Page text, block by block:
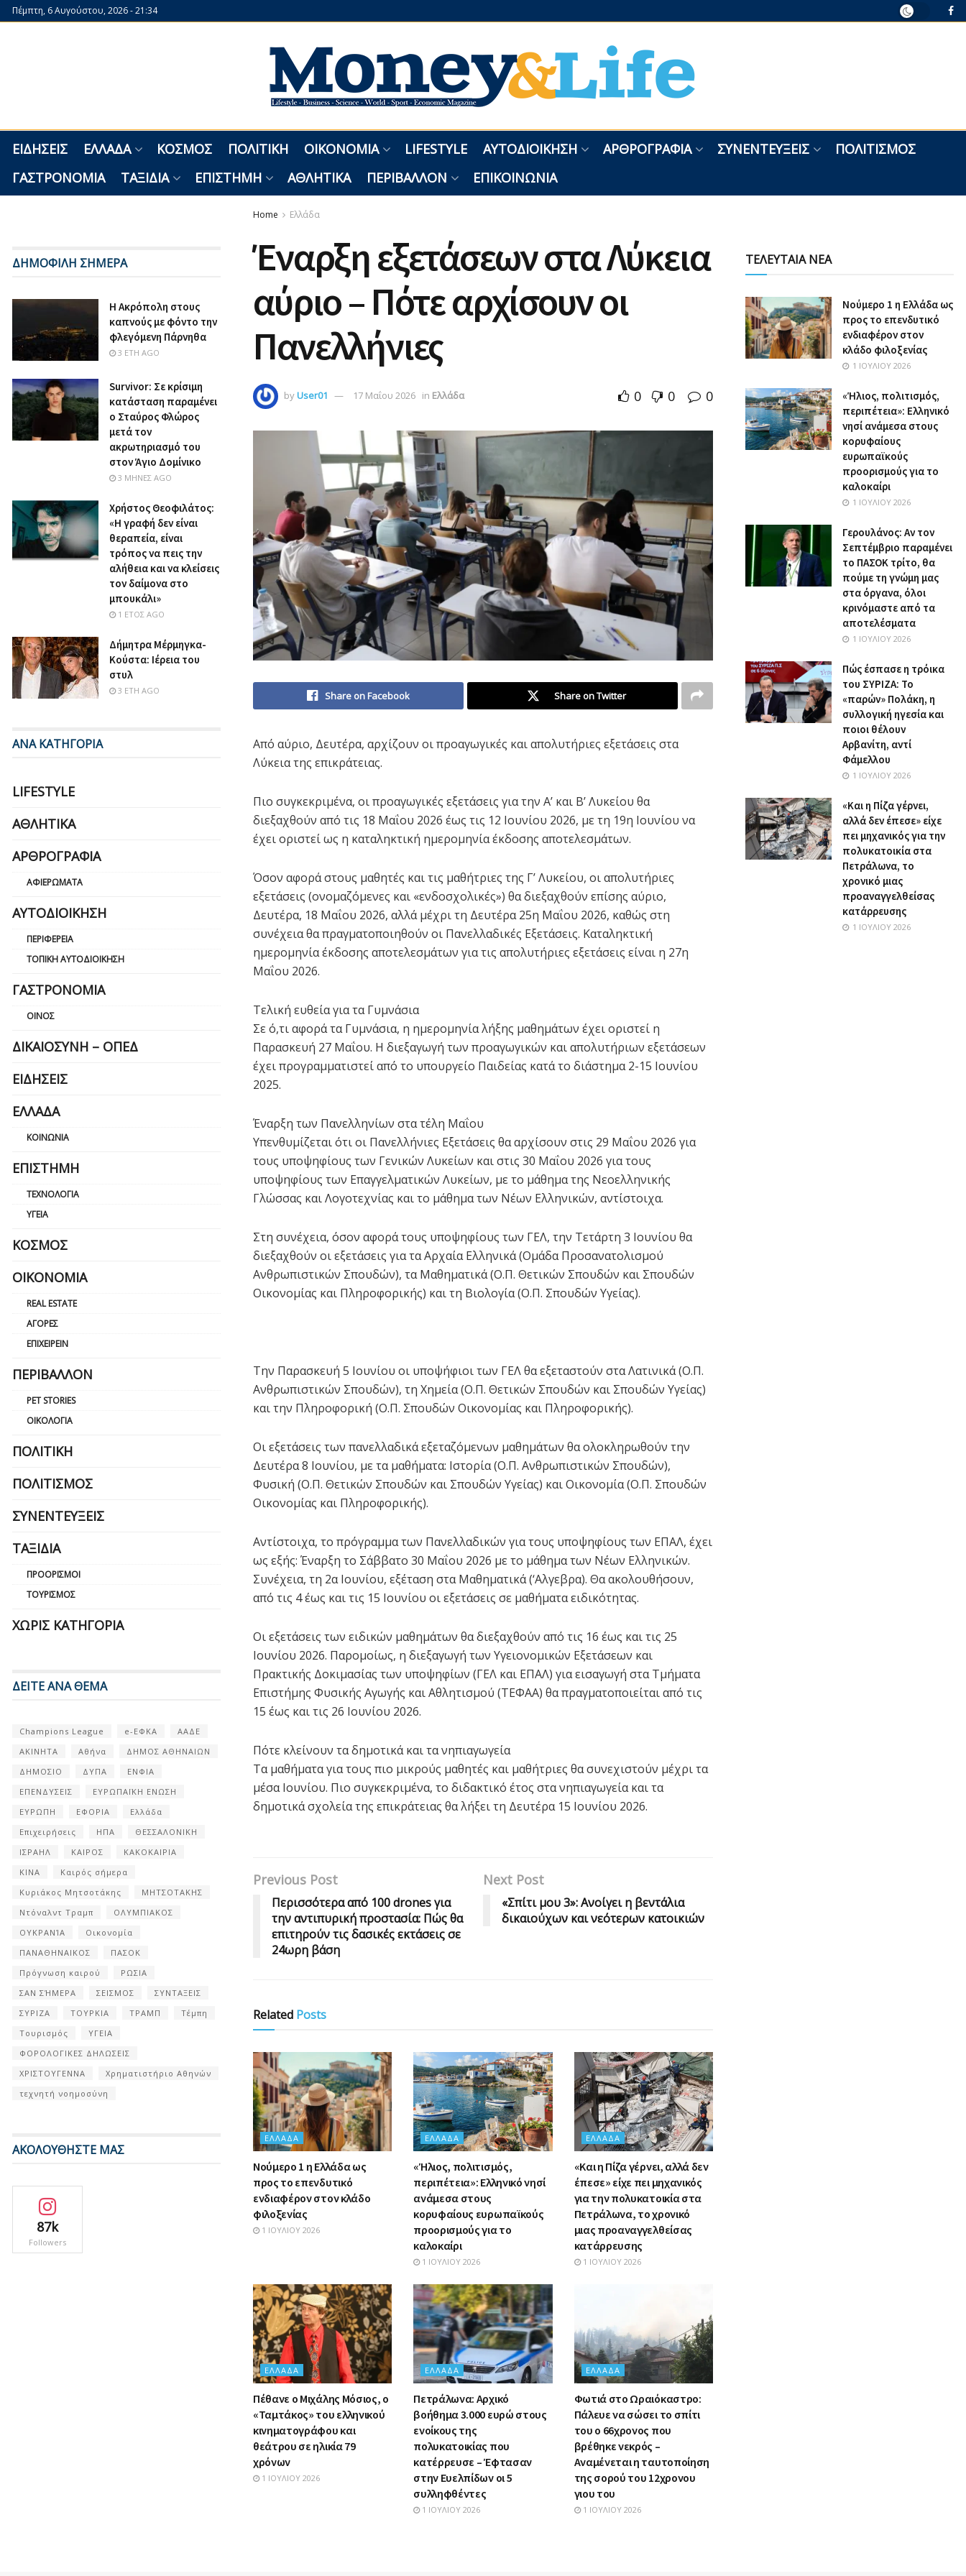
Πέμπτη, 6 Αυγούστου, 2026 - 21:34
ΕΙΔΉΣΕΙΣ ΕΛΛΆΔΑ ΚΌΣΜΟΣ ΠΟΛΙΤΙΚΉ ΟΙΚΟΝΟΜΊΑ LIFESTYLE ΑΥΤΟΔΙΟΊΚΗΣΗ ΑΡΘΡΟΓΡΑΦΊΑ ΣΥΝΕΝΤΕΎΞΕΙΣ
ΠΟΛΙΤΙΣΜΌΣ
ΓΑΣΤΡΟΝΟΜΊΑ
ΤΑΞΊΔΙΑ ΕΠΙΣΤΉΜΗ ΑΘΛΗΤΙΚΆ ΠΕΡΙΒΆΛΛΟΝ ΕΠΙΚΟΙΝΩΝΊΑ
Home Ελλάδα
Έναρξη εξετάσεων στα Λύκεια
αύριο – Πότε αρχίσουν οι
Πανελλήνιες
byUser01 17 Μαΐου 2026 in Ελλάδα 0 0 0
Share on Facebook Share on Twitter
Από αύριο, Δευτέρα, αρχίζουν οι προαγωγικές και απολυτήριες εξετάσεις στα
Λύκεια της επικράτειας.
Πιο συγκεκριμένα, οι προαγωγικές εξετάσεις για την Α’ και Β’ Λυκείου θα
διεξαχθούν από τις 18 Μαΐου 2026 έως τις 12 Ιουνίου 2026, με τη 19η Ιουνίου να
έχει οριστεί ως η καταληκτική ημερομηνία έκδοσης αποτελεσμάτων.
Όσον αφορά στους μαθητές και τις μαθήτριες της Γ’ Λυκείου, οι απολυτήριες
εξετάσεις (ονομαζόμενες και «ενδοσχολικές») θα διεξαχθούν επίσης αύριο,
Δευτέρα, 18 Μαΐου 2026, αλλά μέχρι τη Δευτέρα 25η Μαΐου 2026, καθώς στη
συνέχεια θα πραγματοποιηθούν οι Πανελλαδικές Εξετάσεις. Καταληκτική
ημερομηνία έκδοσης αποτελεσμάτων για τις απολυτήριες εξετάσεις είναι η 27η
Μαΐου 2026.
Τελική ευθεία για τα Γυμνάσια
Σε ό,τι αφορά τα Γυμνάσια, η ημερομηνία λήξης μαθημάτων έχει οριστεί η
Παρασκευή 27 Μαΐου. Η διεξαγωγή των προαγωγικών και απολυτήριων εξετάσεων
έχει προγραμματιστεί από το υπουργείο Παιδείας κατά το διάστημα 2-15 Ιουνίου
2025.
Έναρξη των Πανελληνίων στα τέλη Μαΐου
Υπενθυμίζεται ότι οι Πανελλήνιες Εξετάσεις θα αρχίσουν στις 29 Μαΐου 2026 για
τους υποψηφίους των Γενικών Λυκείων και στις 30 Μαΐου 2026 για τους
υποψηφίους των Επαγγελματικών Λυκείων, με το μάθημα της Νεοελληνικής
Γλώσσας και Λογοτεχνίας και το μάθημα των Νέων Ελληνικών, αντίστοιχα.
Στη συνέχεια, όσον αφορά τους υποψηφίους των ΓΕΛ, την Τετάρτη 3 Ιουνίου θα
διεξαχθούν οι εξετάσεις για τα Αρχαία Ελληνικά (Ομάδα Προσανατολισμού
Ανθρωπιστικών Σπουδών), τα Μαθηματικά (Ο.Π. Θετικών Σπουδών και Σπουδών
Οικονομίας και Πληροφορικής) και τη Βιολογία (Ο.Π. Σπουδών Υγείας).
Την Παρασκευή 5 Ιουνίου οι υποψήφιοι των ΓΕΛ θα εξεταστούν στα Λατινικά (Ο.Π.
Ανθρωπιστικών Σπουδών), τη Χημεία (Ο.Π. Θετικών Σπουδών και Σπουδών Υγείας)
και την Πληροφορική (Ο.Π. Σπουδών Οικονομίας και Πληροφορικής).
Οι εξετάσεις των πανελλαδικά εξεταζόμενων μαθημάτων θα ολοκληρωθούν την
Δευτέρα 8 Ιουνίου, με τα μαθήματα: Ιστορία (Ο.Π. Ανθρωπιστικών Σπουδών),
Φυσική (Ο.Π. Θετικών Σπουδών και Σπουδών Υγείας) και Οικονομία (Ο.Π. Σπουδών
Οικονομίας και Πληροφορικής).
Αντίστοιχα, το πρόγραμμα των Πανελλαδικών για τους υποψηφίους των ΕΠΑΛ, έχει
ως εξής: Έναρξη το Σάββατο 30 Μαΐου 2026 με το μάθημα των Νέων Ελληνικών.
Συνέχεια, τη 2α Ιουνίου, εξέταση στα Μαθηματικά (‘Αλγεβρα). Θα ακολουθήσουν,
από τις 4 έως και τις 15 Ιουνίου οι εξετάσεις σε μαθήματα ειδικότητας.
Οι εξετάσεις των ειδικών μαθημάτων θα διεξαχθούν από τις 16 έως και τις 25
Ιουνίου 2026. Παρομοίως, η διεξαγωγή των Υγειονομικών Εξετάσεων και
Πρακτικής Δοκιμασίας των υποψηφίων (ΓΕΛ και ΕΠΑΛ) για εισαγωγή στα Τμήματα
Επιστήμης Φυσικής Αγωγής και Αθλητισμού (ΤΕΦΑΑ) θα πραγματοποιείται από τις
15 έως και τις 26 Ιουνίου 2026.
Πότε κλείνουν τα δημοτικά και τα νηπιαγωγεία
Τα μαθήματα για τους πιο μικρούς μαθητές και μαθήτριες θα συνεχιστούν μέχρι τα
μέσα Ιουνίου. Πιο συγκεκριμένα, το διδακτικό έτος στα νηπιαγωγεία και τα
δημοτικά σχολεία της επικράτειας θα λήξει τη Δευτέρα 15 Ιουνίου 2026.
Previous Post
Περισσότερα από 100 drones για
την αντιπυρική προστασία: Πώς θα
επιτηρούν τις δασικές εκτάσεις σε
24ωρη βάση
Next Post
«Σπίτι μου 3»: Ανοίγει η βεντάλια
δικαιούχων και νεότερων κατοικιών
Related Posts
ΕΛΛΆΔΑ
Nούμερο 1 η Ελλάδα ως
προς το επενδυτικό
ενδιαφέρον στον κλάδο
φιλοξενίας
1 ΙΟΥΛΊΟΥ 2026
ΕΛΛΆΔΑ
«Ήλιος, πολιτισμός,
περιπέτεια»: Ελληνικό νησί
ανάμεσα στους
κορυφαίους ευρωπαϊκούς
προορισμούς για το
καλοκαίρι
1 ΙΟΥΛΊΟΥ 2026
ΕΛΛΆΔΑ
«Και η Πίζα γέρνει, αλλά δεν
έπεσε» είχε πει μηχανικός
για την πολυκατοικία στα
Πετράλωνα, το χρονικό
μιας προαναγγελθείσας
κατάρρευσης
1 ΙΟΥΛΊΟΥ 2026
ΕΛΛΆΔΑ
Πέθανε ο Μιχάλης Μόσιος, ο
«Ταμτάκος» του ελληνικού
κινηματογράφου και
θεάτρου σε ηλικία 79
χρόνων
1 ΙΟΥΛΊΟΥ 2026
ΕΛΛΆΔΑ
Πετράλωνα: Αρχικό
βοήθημα 3.000 ευρώ στους
ενοίκους της
πολυκατοικίας που
κατέρρευσε – Έφτασαν
στην Ευελπίδων οι 5
συλληφθέντες
1 ΙΟΥΛΊΟΥ 2026
ΕΛΛΆΔΑ
Φωτιά στο Ωραιόκαστρο:
Πάλευε να σώσει το σπίτι
του ο 66χρονος που
βρέθηκε νεκρός –
Αναμένεται η ταυτοποίηση
της σορού του 12χρονου
γιου του
1 ΙΟΥΛΊΟΥ 2026
ΔΗΜΟΦΙΛΗ ΣΗΜΕΡΑ
Η Ακρόπολη στους
καπνούς με φόντο την
φλεγόμενη Πάρνηθα
3 ΈΤΗ AGO
Survivor: Σε κρίσιμη
κατάσταση παραμένει
ο Σταύρος Φλώρος
μετά τον
ακρωτηριασμό του
στον Άγιο Δομίνικο
3 ΜΉΝΕΣ AGO
Χρήστος Θεοφιλάτος:
«Η γραφή δεν είναι
θεραπεία, είναι
τρόπος να πεις την
αλήθεια και να κλείσεις
τον δαίμονα στο
μπουκάλι»
1 ΈΤΟΣ AGO
Δήμητρα Μέρμηγκα-
Κούστα: Ιέρεια του
στυλ
3 ΈΤΗ AGO
ΑΝΑ ΚΑΤΗΓΟΡΙΑ
LIFESTYLE
ΑΘΛΗΤΙΚΆ
ΑΡΘΡΟΓΡΑΦΊΑ
ΑΦΙΕΡΏΜΑΤΑ
ΑΥΤΟΔΙΟΊΚΗΣΗ
ΠΕΡΙΦΈΡΕΙΑ
ΤΟΠΙΚΉ ΑΥΤΟΔΙΟΊΚΗΣΗ
ΓΑΣΤΡΟΝΟΜΊΑ
ΟΊΝΟΣ
ΔΙΚΑΙΟΣΎΝΗ – ΟΠΕΔ
ΕΙΔΉΣΕΙΣ
ΕΛΛΆΔΑ
ΚΟΙΝΩΝΊΑ
ΕΠΙΣΤΉΜΗ
ΤΕΧΝΟΛΟΓΊΑ
ΥΓΕΊΑ
ΚΌΣΜΟΣ
ΟΙΚΟΝΟΜΊΑ
REAL ESTATE
ΑΓΟΡΈΣ
ΕΠΙΧΕΙΡΕΊΝ
ΠΕΡΙΒΆΛΛΟΝ
PET STORIES
ΟΙΚΟΛΟΓΊΑ
ΠΟΛΙΤΙΚΉ
ΠΟΛΙΤΙΣΜΌΣ
ΣΥΝΕΝΤΕΎΞΕΙΣ
ΤΑΞΊΔΙΑ
ΠΡΟΟΡΙΣΜΟΊ
ΤΟΥΡΙΣΜΌΣ
ΧΩΡΊΣ ΚΑΤΗΓΟΡΊΑ
ΔΕΙΤΕ ΑΝΑ ΘΕΜΑ
Champions League e-ΕΦΚΑ
ΑΑΔΕ
ΑΚΙΝΗΤΑ
Αθήνα
ΔΗΜΟΣ ΑΘΗΝΑΙΩΝ
ΔΗΜΟΣΙΟ
ΔΥΠΑ
ΕΝΦΙΑ
ΕΠΕΝΔΥΣΕΙΣ
ΕΥΡΩΠΑΪΚΗ ΕΝΩΣΗ
ΕΥΡΩΠΗ
ΕΦΟΡΙΑ
Ελλάδα
Επιχειρήσεις
ΗΠΑ
ΘΕΣΣΑΛΟΝΙΚΗ
ΙΣΡΑΗΛ
ΚΑΙΡΟΣ
ΚΑΚΟΚΑΙΡΙΑ
ΚΙΝΑ
Καιρός σήμερα
Κυριάκος Μητσοτάκης
ΜΗΤΣΟΤΑΚΗΣ
Ντόναλντ Τραμπ
ΟΛΥΜΠΙΑΚΟΣ
ΟΥΚΡΑΝΊΑ
Οικονομία
ΠΑΝΑΘΗΝΑΙΚΟΣ
ΠΑΣΟΚ
Πρόγνωση καιρού
ΡΩΣΙΑ
ΣΑΝ ΣΉΜΕΡΑ
ΣΕΙΣΜΟΣ
ΣΥΝΤΑΞΕΙΣ
ΣΥΡΙΖΑ
ΤΟΥΡΚΙΑ ΤΡΑΜΠ
Τέμπη
Τουρισμός
ΥΓΕΙΑ
ΦΟΡΟΛΟΓΙΚΕΣ ΔΗΛΩΣΕΙΣ
ΧΡΙΣΤΟΥΓΕΝΝΑ
Χρηματιστήριο Αθηνών
τεχνητή νοημοσύνη
ΑΚΟΛΟΥΘΗΣΤΕ ΜΑΣ
87k
Followers
ΤΕΛΕΥΤΑΙΑ ΝΕΑ
Nούμερο 1 η Ελλάδα ως
προς το επενδυτικό
ενδιαφέρον στον
κλάδο φιλοξενίας
1 ΙΟΥΛΊΟΥ 2026
«Ήλιος, πολιτισμός,
περιπέτεια»: Ελληνικό
νησί ανάμεσα στους
κορυφαίους
ευρωπαϊκούς
προορισμούς για το
καλοκαίρι
1 ΙΟΥΛΊΟΥ 2026
Γερουλάνος: Αν τον
Σεπτέμβριο παραμένει
το ΠΑΣΟΚ τρίτο, θα
πούμε τη γνώμη μας
στα όργανα, όλοι
κρινόμαστε από τα
αποτελέσματα
1 ΙΟΥΛΊΟΥ 2026
Πώς έσπασε η τρόικα
του ΣΥΡΙΖΑ: Το
«παρών» Πολάκη, η
συλλογική ηγεσία και
ποιοι θέλουν
Αρβανίτη, αντί
Φάμελλου
1 ΙΟΥΛΊΟΥ 2026
«Και η Πίζα γέρνει,
αλλά δεν έπεσε» είχε
πει μηχανικός για την
πολυκατοικία στα
Πετράλωνα, το
χρονικό μιας
προαναγγελθείσας
κατάρρευσης
1 ΙΟΥΛΊΟΥ 2026